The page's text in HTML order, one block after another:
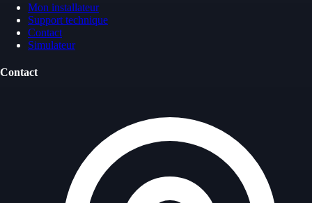
Mon installateur
Support technique
Contact
Simulateur
Contact